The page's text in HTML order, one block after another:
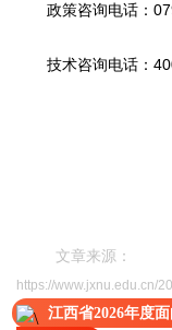
政策咨询电话：
技术咨询电话：
文章来源：
https://www.jxnu.edu.cn/
江西省2026年度